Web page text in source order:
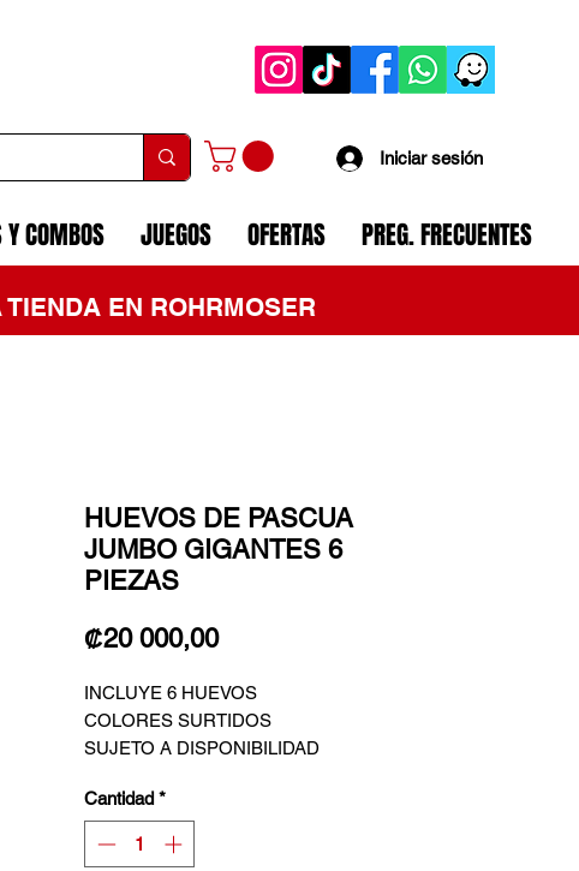
Iniciar sesión
Y COMBOS JUEGOS OFERTAS PREG. FRECUENTES
EN ROHRMOSER
HUEVOS DE PASCUA
JUMBO GIGANTES 6
PIEZAS
₡20 000,00Precio
INCLUYE 6 HUEVOS
COLORES SURTIDOS
SUJETO A DISPONIBILIDAD
Cantidad *